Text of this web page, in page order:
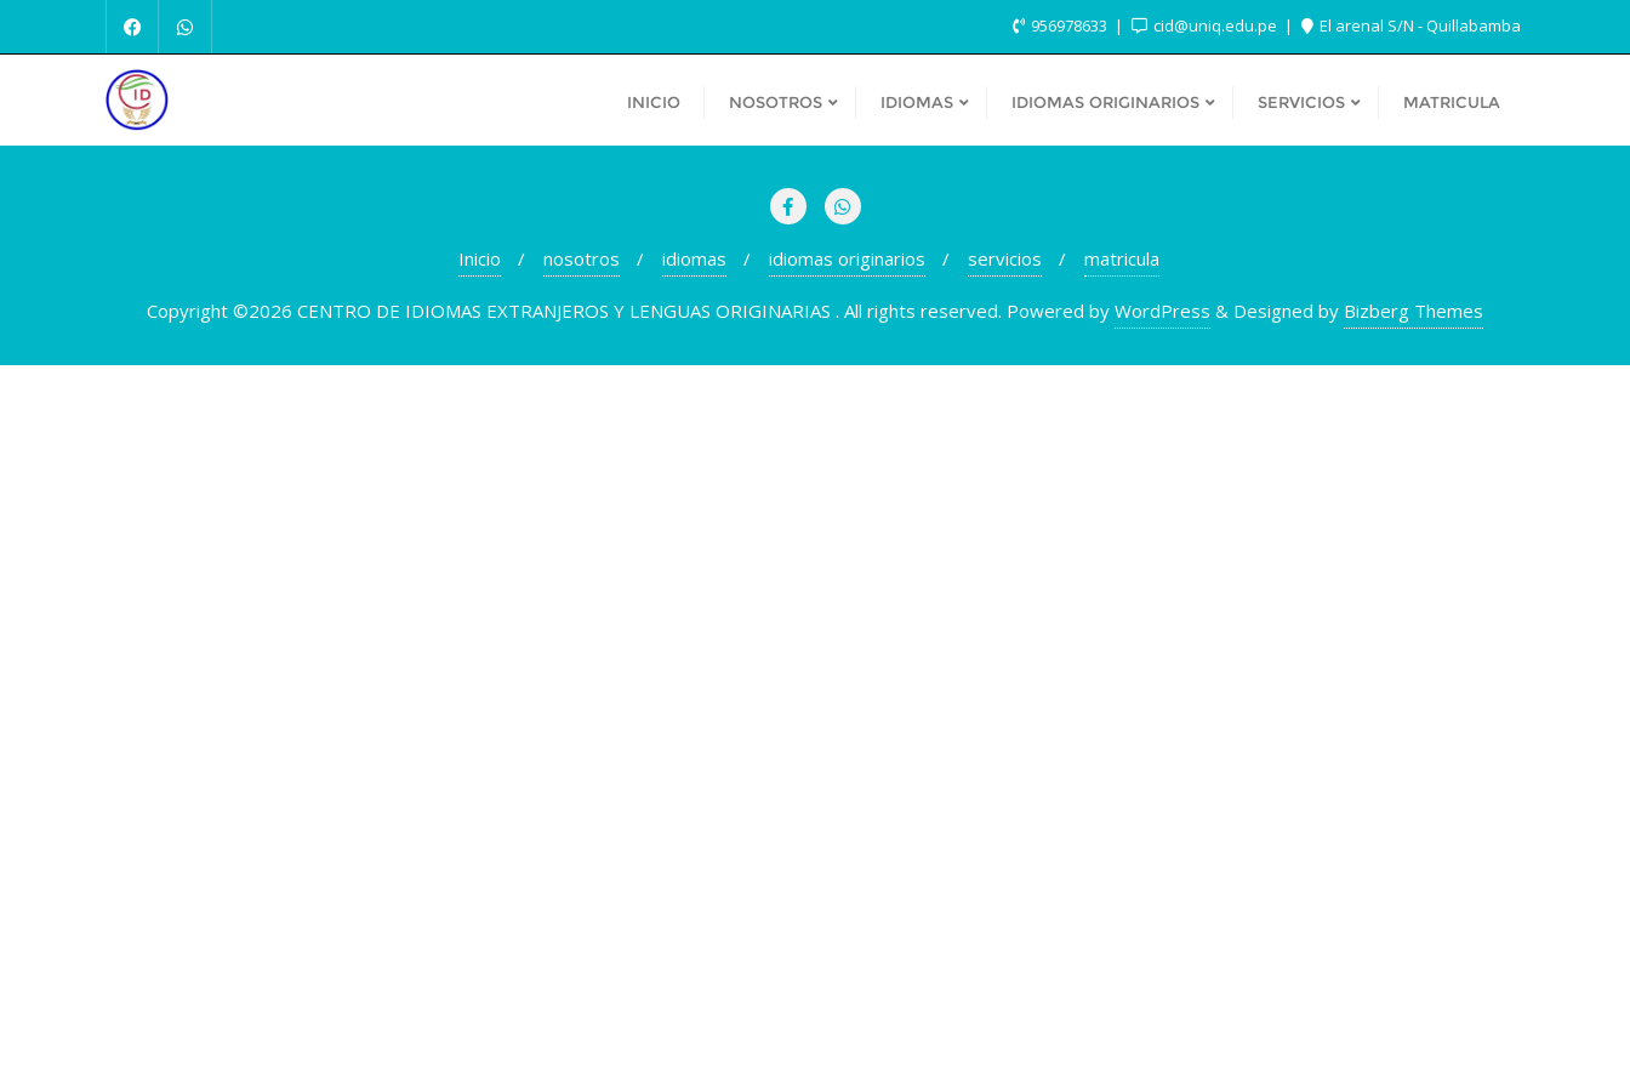
956978633 cid@uniq.edu.pe El arenal S/N - Quillabamba
INICIO NOSOTROS IDIOMAS IDIOMAS ORIGINARIOS SERVICIOS MATRICULA
Inicio nosotros idiomas idiomas originarios servicios matricula
Copyright ©2026 CENTRO DE IDIOMAS EXTRANJEROS Y LENGUAS ORIGINARIAS . All rights reserved. Powered by WordPress & Designed by Bizberg Themes